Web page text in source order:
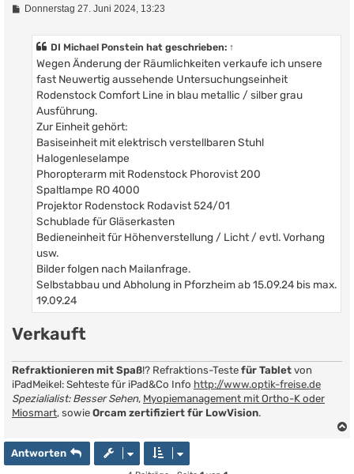
BDonnerstag 27. Juni 2024, 13:23
DI Michael Ponstein hat geschrieben: ↑
Wegen Änderung der Räumlichkeiten verkaufe ich unsere
fast Neuwertig aussehende Untersuchungseinheit
Rodenstock Comfort Line in blau metallic / silber grau
Ausführung.
Zur Einheit gehört:
Basiseinheit mit elektrisch verstellbaren Stuhl
Halogenleselampe
Phoropterarm mit Rodenstock Phorovist 200
Spaltlampe RO 4000
Projektor Rodenstock Rodavist 524/01
Schublade für Gläserkasten
Bedieneinheit für Höhenverstellung / Licht / evtl. Vorhang
usw.
Bilder folgen nach Mailanfrage.
Selbstabbau und Abholung in Pforzheim ab 15.09.24 bis max.
19.09.24
Verkauft
Refraktionieren mit Spaß!? Refraktions-Teste für Tablet von
iPadMeikel: Sehteste für iPad&Co Info http://www.optik-freise.de
Spezialialist: Besser Sehen, Myopiemanagement mit Ortho-K oder
Miosmart, sowie Orcam zertifiziert für LowVision.
Antworten